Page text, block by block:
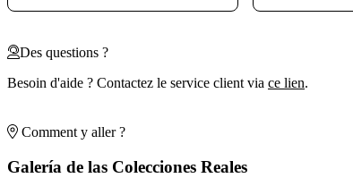
Des questions ?
Besoin d'aide ? Contactez le service client via ce lien.
Comment y aller ?
Galería de las Colecciones Reales